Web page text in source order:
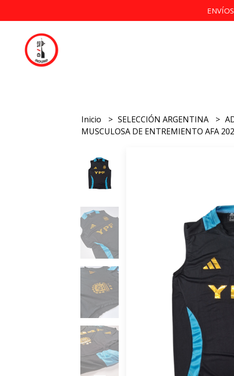
Inicio SELECCIÓN ARGENTINA
MUSCULOSA DE ENTREMIENTO AFA